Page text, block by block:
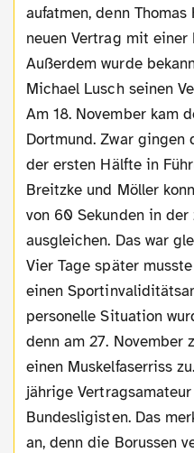
aufatmen, denn
neuen Vertrag mit einer
Außerdem wurde
Michael Lusch seinen
Am 18. November kam
Dortmund. Zwar
der ersten Hälfte in
Breitzke und Möller
von 60 Sekunden in
ausgleichen. Das war
Vier Tage später
einen
personelle Situation
denn am 27. November
einen Muskelfaserriss
jährige
Bundesligisten. Das
an, denn die Borussen